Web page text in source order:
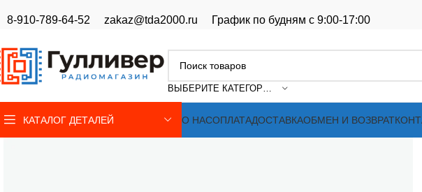
8-910-789-64-52 zakaz@tda2000.ru График по будням с 9:00-17:00
ВЫБЕРИТЕ КАТЕГОРИЮ
КАТАЛОГ ДЕТАЛЕЙ О НАСОПЛАТАДОСТАВКАОБМЕН И ВОЗВРАТ